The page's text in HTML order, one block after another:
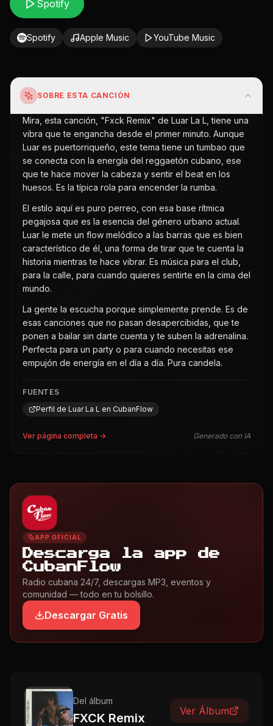
Spotify
Spotify Apple Music YouTube Music
SOBRE ESTA CANCIÓN
Mira, esta canción, "Fxck Remix" de Luar La L, tiene una
vibra que te engancha desde el primer minuto. Aunque
Luar es puertorriqueño, este tema tiene un tumbao que
se conecta con la energía del reggaetón cubano, ese
que te hace mover la cabeza y sentir el beat en los
huesos. Es la típica rola para encender la rumba.
El estilo aquí es puro perreo, con esa base rítmica
pegajosa que es la esencia del género urbano actual.
Luar le mete un flow melódico a las barras que es bien
característico de él, una forma de tirar que te cuenta la
historia mientras te hace vibrar. Es música para el club,
para la calle, para cuando quieres sentirte en la cima del
mundo.
La gente la escucha porque simplemente prende. Es de
esas canciones que no pasan desapercibidas, que te
ponen a bailar sin darte cuenta y te suben la adrenalina.
Perfecta para un party o para cuando necesitas ese
empujón de energía en el día a día. Pura candela.
FUENTES
Perfil de Luar La L en CubanFlow
Ver página completa → Generado con IA
APP OFICIAL
Descarga la app de
CubanFlow
Radio cubana 24/7, descargas MP3, eventos y
comunidad — todo en tu bolsillo.
Descargar Gratis
Del álbum
FXCK Remix Ver Álbum